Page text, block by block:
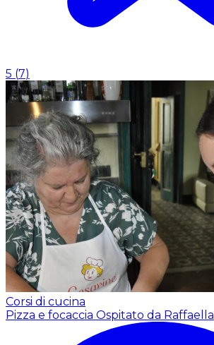
5 (7)
Corsi di cucina
Pizza e focaccia Ospitato da Raffaella